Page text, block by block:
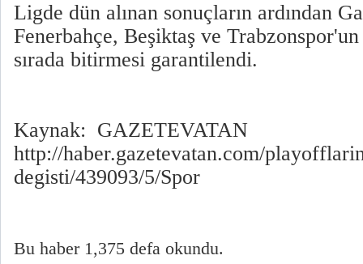
Ligde dün alınan sonuçların ardından
Fenerbahçe, Beşiktaş ve
sırada bitirmesi garantilendi.
Kaynak: GAZETEVATAN
http://haber.gazetevatan.com/
degisti/439093/5/Spor
Bu haber 1,375 defa okundu.